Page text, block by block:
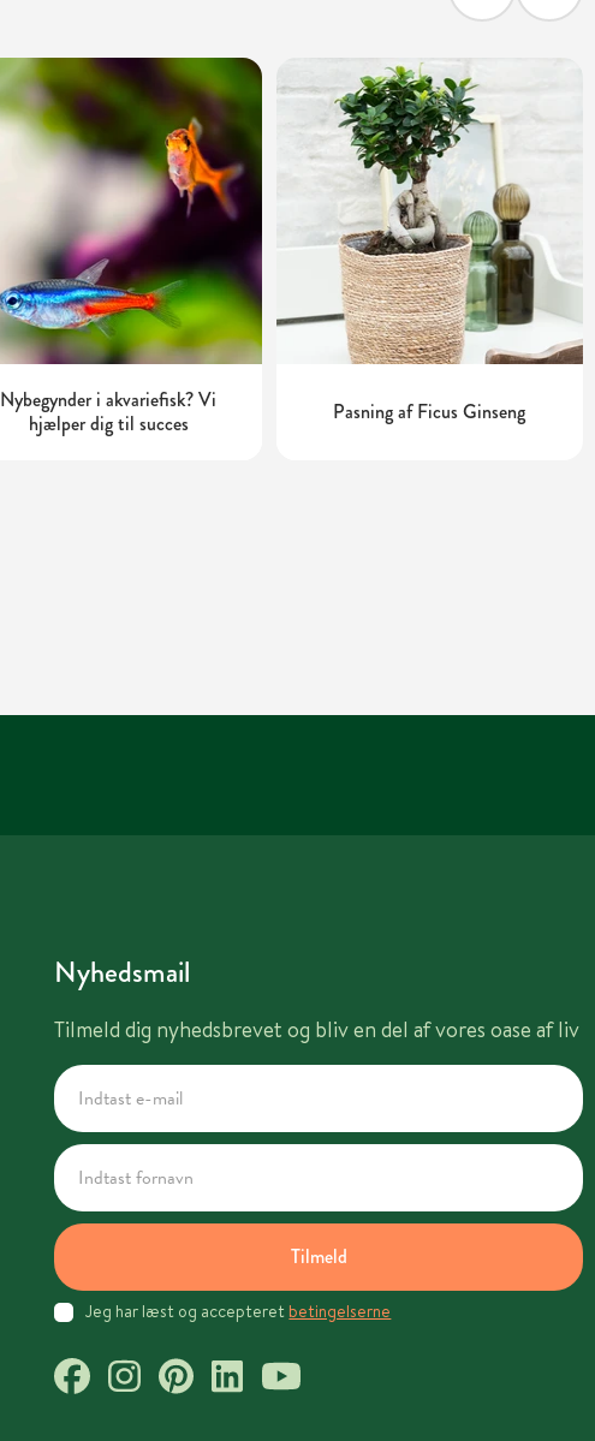
Nybegynder i akvariefisk? Vi
hjælper dig til succes
Pasning af Ficus Ginseng
Nyhedsmail
Tilmeld dig nyhedsbrevet og bliv en del af vores oase af liv
Tilmeld
Jeg har læst og accepteret betingelserne